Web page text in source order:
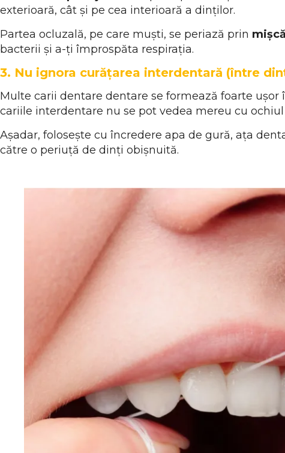
exterioară, cât și pe cea interioară a dinților.
Partea ocluzală, pe care muști, se periază prin
bacterii și a-ți împrospăta respirația.
3. Nu ignora curățarea interdentară (între
Multe carii dentare dentare se formează foarte
cariile interdentare nu se pot vedea mereu cu ochiul
Așadar, folosește cu încredere apa de gură, ața
către o periuță de dinți obișnuită.